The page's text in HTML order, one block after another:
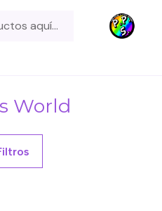
de fabricación propia,
el despacho
World